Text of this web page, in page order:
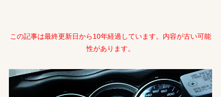
この記事は最終更新日から10年経過しています。内容が古い可能
性があります。